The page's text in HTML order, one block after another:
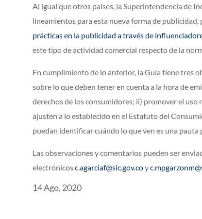
Al igual que otros países, la Superintendencia de
lineamientos para esta nueva forma de
prácticas en la publicidad a través de
este tipo de actividad comercial respecto de la
En cumplimiento de lo anterior, la Guía tiene tres
sobre lo que deben tener en cuenta a la hora de
derechos de los consumidores; ii) promover el
ajusten a lo establecido en el Estatuto del
puedan identificar cuándo lo que ven es una
Las observaciones y comentarios pueden ser
electrónicosc.agarciaf@sic.gov.coy
14 Ago, 2020